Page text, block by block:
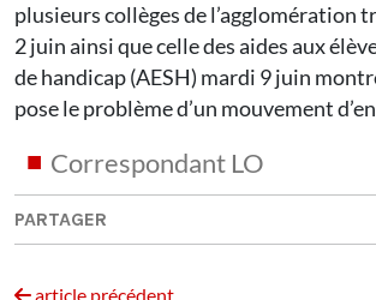
plusieurs collèges de l’agglomération
2 juin ainsi que celle des aides aux
de handicap (AESH) mardi 9 juin
pose le problème d’un mouvement
Correspondant LO
PARTAGER
article précédent